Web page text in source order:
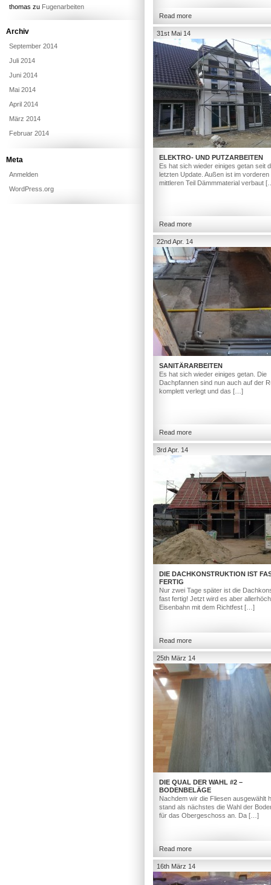
Read more
31st Mai 14
ELEKTRO- UND PUTZARBEITEN
Es hat sich wieder einiges getan seit
letzten Update. Außen ist im vorderen
mittleren Teil Dämmmaterial verbaut
Read more
22nd Apr. 14
SANITÄRARBEITEN
Es hat sich wieder einiges getan. Die
Dachpfannen sind nun auch auf der
komplett verlegt und das […]
Read more
3rd Apr. 14
DIE DACHKONSTRUKTION IST
FERTIG
Nur zwei Tage später ist die
fast fertig! Jetzt wird es aber
Eisenbahn mit dem Richtfest […]
Read more
25th März 14
DIE QUAL DER WAHL #2 –
BODENBELÄGE
Nachdem wir die Fliesen ausgewählt
stand als nächstes die Wahl der
für das Obergeschoss an. Da […]
Read more
16th März 14
thomas zu Fugenarbeiten
Archiv
September 2014
Juli 2014
Juni 2014
Mai 2014
April 2014
März 2014
Februar 2014
Meta
Anmelden
WordPress.org